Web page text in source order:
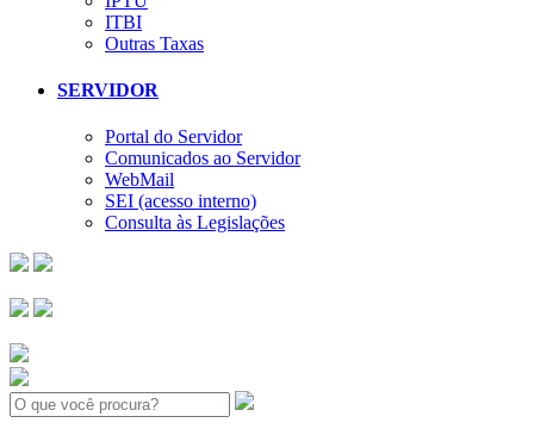
ITBI
Outras Taxas
SERVIDOR
Portal do Servidor
Comunicados ao Servidor
WebMail
SEI (acesso interno)
Consulta às Legislações
Search: